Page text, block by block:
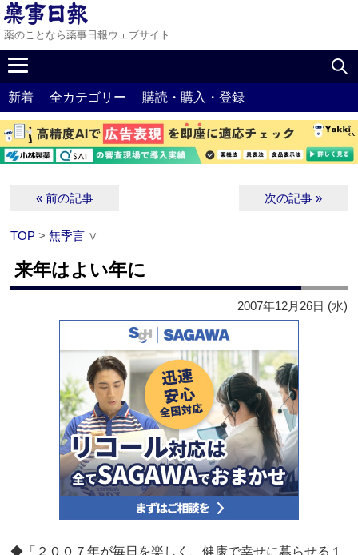
薬のことなら薬事日報ウェブサイト
新着 全カテゴリー 購読・購入・登録
« 前の記事 次の記事 »
TOP >無季言 ∨
来年はよい年に
2007年12月26日 (水)
◆「２００７年が毎日を楽しく、健康で幸せに暮らせる１